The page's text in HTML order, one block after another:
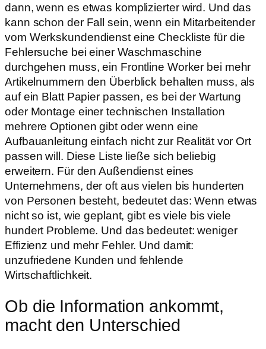
dann, wenn es etwas komplizierter wird. Und das
kann schon der Fall sein, wenn ein Mitarbeitender
vom Werkskundendienst eine Checkliste für die
Fehlersuche bei einer Waschmaschine
durchgehen muss, ein Frontline Worker bei mehr
Artikelnummern den Überblick behalten muss, als
auf ein Blatt Papier passen, es bei der Wartung
oder Montage einer technischen Installation
mehrere Optionen gibt oder wenn eine
Aufbauanleitung einfach nicht zur Realität vor Ort
passen will. Diese Liste ließe sich beliebig
erweitern. Für den Außendienst eines
Unternehmens, der oft aus vielen bis hunderten
von Personen besteht, bedeutet das: Wenn etwas
nicht so ist, wie geplant, gibt es viele bis viele
hundert Probleme. Und das bedeutet: weniger
Effizienz und mehr Fehler. Und damit:
unzufriedene Kunden und fehlende
Wirtschaftlichkeit.
Ob die Information ankommt,
macht den Unterschied